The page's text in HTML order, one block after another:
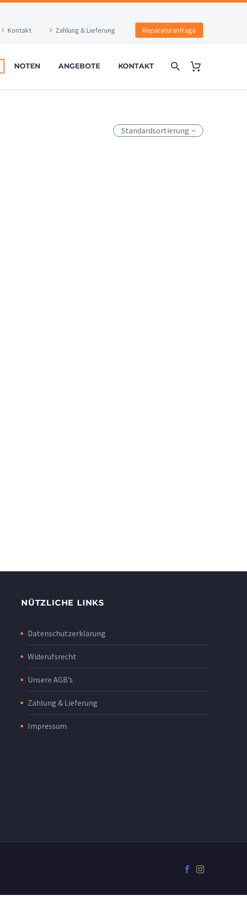
Kontakt Zahlung & Lieferung Reparaturanfrage
NOTEN ANGEBOTE KONTAKT
Standardsortierung
NÜTZLICHE LINKS
Datenschutzerklärung
Widerufsrecht
Unsere AGB’s
Zahlung & Lieferung
Impressum